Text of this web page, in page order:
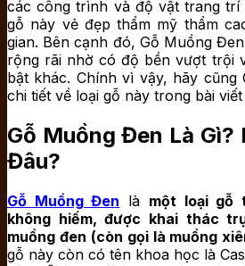
các công trình và độ vật trang trí
gỗ này vẻ đẹp thẩm mỹ thẩm
gian. Bên cạnh đó, Gỗ Muồng
rộng rãi nhờ có độ bền vượt trội
bật khác. Chính vì vậy, hãy cũng
chi tiết về loại gỗ này trong bài viết
Gỗ Muồng Đen Là Gì?
Đâu?
Gỗ Muồng Đen là một loại gỗ
không hiếm, được khai thác
muồng đen (còn gọi là muồng
gỗ này còn có tên khoa học là